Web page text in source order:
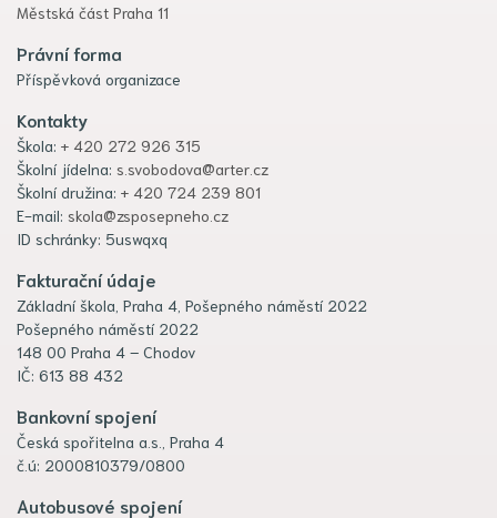
Městská část Praha 11
Právní forma
Příspěvková organizace
Kontakty
Škola: + 420 272 926 315
Školní jídelna: s.svobodova@arter.cz
Školní družina: + 420 724 239 801
E-mail: skola@zsposepneho.cz
ID schránky: 5uswqxq
Fakturační údaje
Základní škola, Praha 4, Pošepného náměstí 2022
Pošepného náměstí 2022
148 00 Praha 4 – Chodov
IČ: 613 88 432
Bankovní spojení
Česká spořitelna a.s., Praha 4
č.ú: 2000810379/0800
Autobusové spojení